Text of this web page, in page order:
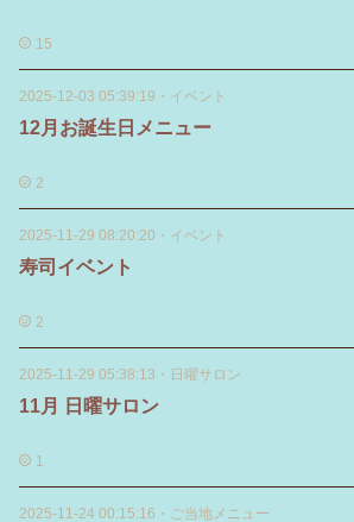
15
2025-12-03 05:39:19 ・ イベント
12月お誕生日メニュー
2
2025-11-29 08:20:20 ・ イベント
寿司イベント
2
2025-11-29 05:38:13 ・ 日曜サロン
11月 日曜サロン
1
2025-11-24 00:15:16 ・ ご当地メニュー